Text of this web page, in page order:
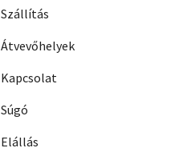
Szállítás
Átvevőhelyek
Kapcsolat
Súgó
Elállás